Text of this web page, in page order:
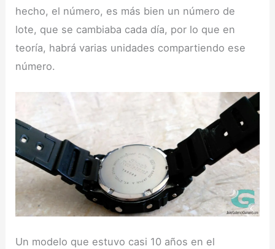
hecho, el número, es más bien un número de
lote, que se cambiaba cada día, por lo que en
teoría, habrá varias unidades compartiendo ese
número.
Un modelo que estuvo casi 10 años en el